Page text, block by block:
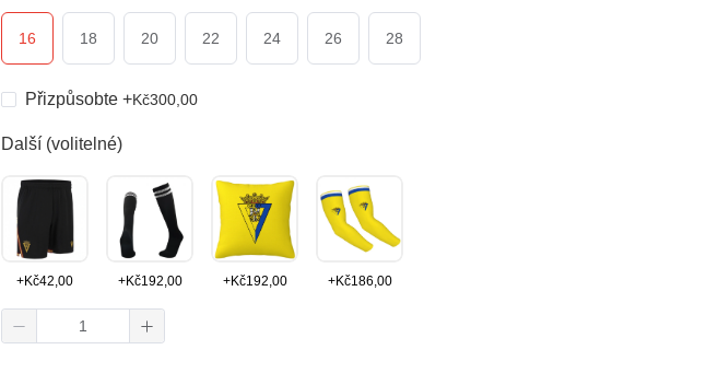
16 18 20 22 24 26 28
Přizpůsobte +Kč300,00
Další (volitelné)
+Kč42,00 +Kč192,00 +Kč192,00 +Kč186,00